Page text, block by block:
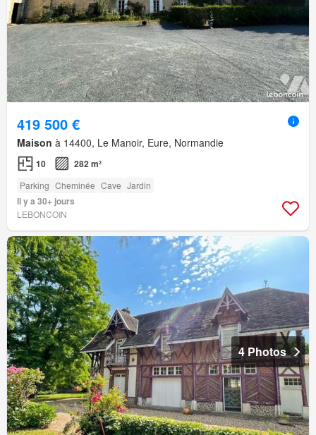
419 500 €
Maison à 14400, Le Manoir, Eure, Normandie
10 282 m²
Parking Cheminée Cave Jardin
Il y a 30+ jours
LEBONCOIN
4 Photos